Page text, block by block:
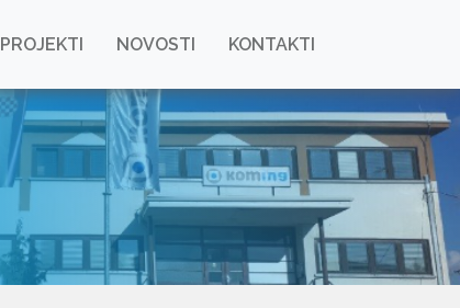
PROJEKTI NOVOSTI KONTAKTI